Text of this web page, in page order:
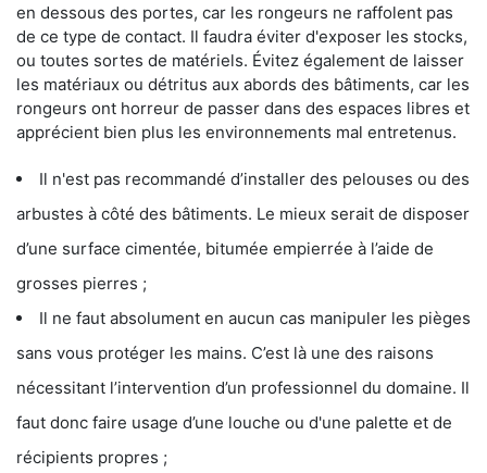
en dessous des portes, car les rongeurs ne raffolent pas
de ce type de contact. Il faudra éviter d'exposer les stocks,
ou toutes sortes de matériels. Évitez également de laisser
les matériaux ou détritus aux abords des bâtiments, car les
rongeurs ont horreur de passer dans des espaces libres et
apprécient bien plus les environnements mal entretenus.
Il n'est pas recommandé d’installer des pelouses ou des
arbustes à côté des bâtiments. Le mieux serait de disposer
d’une surface cimentée, bitumée empierrée à l’aide de
grosses pierres ;
Il ne faut absolument en aucun cas manipuler les pièges
sans vous protéger les mains. C’est là une des raisons
nécessitant l’intervention d’un professionnel du domaine. Il
faut donc faire usage d’une louche ou d'une palette et de
récipients propres ;